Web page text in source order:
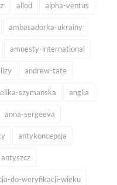
allod alpha-ventus
ambasadorka-ukrainy
amnesty-international
andrew-tate
szymanska anglia
anna-sergeeva
antykoncepcja
antyszcz
do-weryfikacji-wieku